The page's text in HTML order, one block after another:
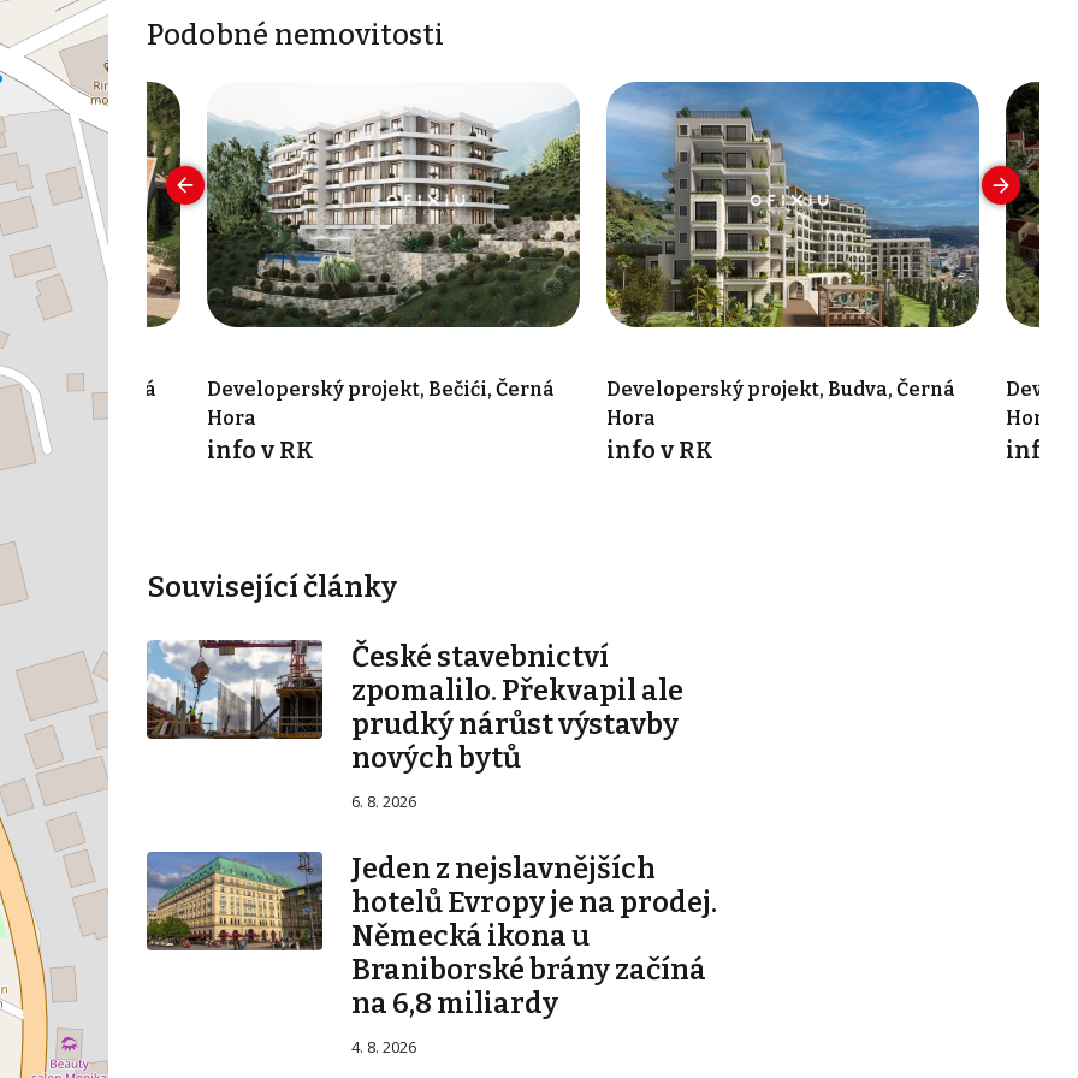
Podobné nemovitosti
Budva, Černá
Developerský projekt, Bečići, Černá
Hora
info v RK
Developerský projekt, Budva, Černá
Hora
info v RK
Hora
info v
Související články
České stavebnictví
zpomalilo. Překvapil ale
prudký nárůst výstavby
nových bytů
6. 8. 2026
Jeden z nejslavnějších
hotelů Evropy je na prodej.
Německá ikona u
Braniborské brány začíná
na 6,8 miliardy
4. 8. 2026